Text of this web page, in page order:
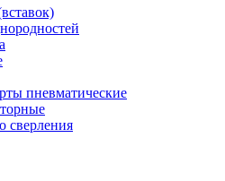
пневматические
сверления